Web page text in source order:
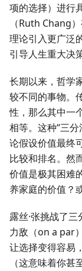
项的选择）进行
（Ruth Chang
理论引入更广泛
引导人生重大决
长期以来，哲学
较不同的事物。
性，那么其中一
相等。这种“三
论假设价值最终
比较和排名。然
价值是极其困难
养家庭的价值？
露丝·张挑战了
力敌（on a par
让选择变得容易
（这意味着你